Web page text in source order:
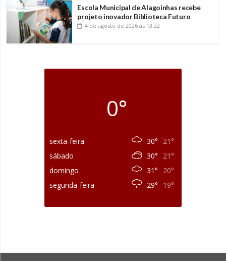
Escola Municipal de Alagoinhas recebe
projeto inovador Biblioteca Futuro
4 de agosto de 2026 às 13:22
0°
sexta-feira 30°
21°
sábado
30°
21°
domingo
31°
20°
segunda-feira
29° 19°